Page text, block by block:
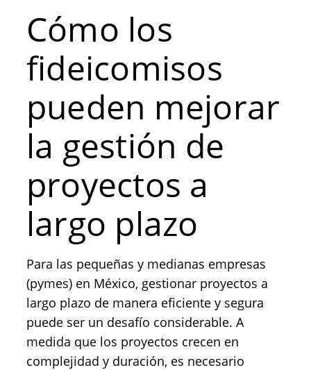
Cómo los
fideicomisos
pueden mejorar
la gestión de
proyectos a
largo plazo
Para las pequeñas y medianas empresas
(pymes) en México, gestionar proyectos a
largo plazo de manera eficiente y segura
puede ser un desafío considerable. A
medida que los proyectos crecen en
complejidad y duración, es necesario